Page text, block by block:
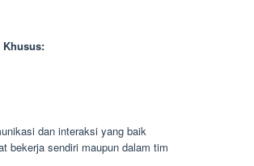
dan interaksi yang baik
bekerja sendiri maupun dalam tim